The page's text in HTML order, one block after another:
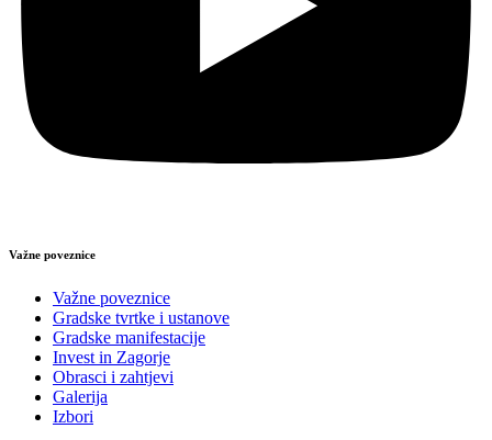
Važne poveznice
Važne poveznice
Gradske tvrtke i ustanove
Gradske manifestacije
Invest in Zagorje
Obrasci i zahtjevi
Galerija
Izbori